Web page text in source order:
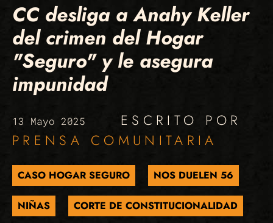
CC desliga a Anahy Keller
del crimen del Hogar
"Seguro" y le asegura
impunidad
13 Mayo 2025
ESCRITO POR
PRENSA COMUNITARIA
CASO HOGAR SEGURO NOS DUELEN 56
NIÑAS CORTE DE CONSTITUCIONALIDAD